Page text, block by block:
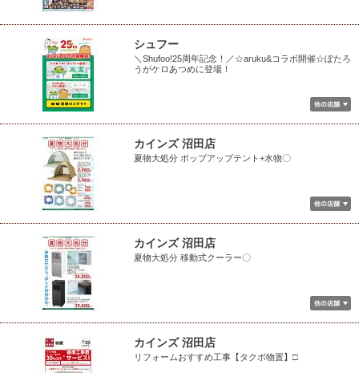
シュフー
＼Shufoo!25周年記念！／☆aruku&コラボ開催☆ぽたろ
うがケロあつめに登場！
カインズ 沼田店
夏物大処分 ポップアップテント+水物〇
カインズ 沼田店
夏物大処分 移動式クーラー〇
カインズ 沼田店
リフォームおすすめ工事【タクボ物置】□